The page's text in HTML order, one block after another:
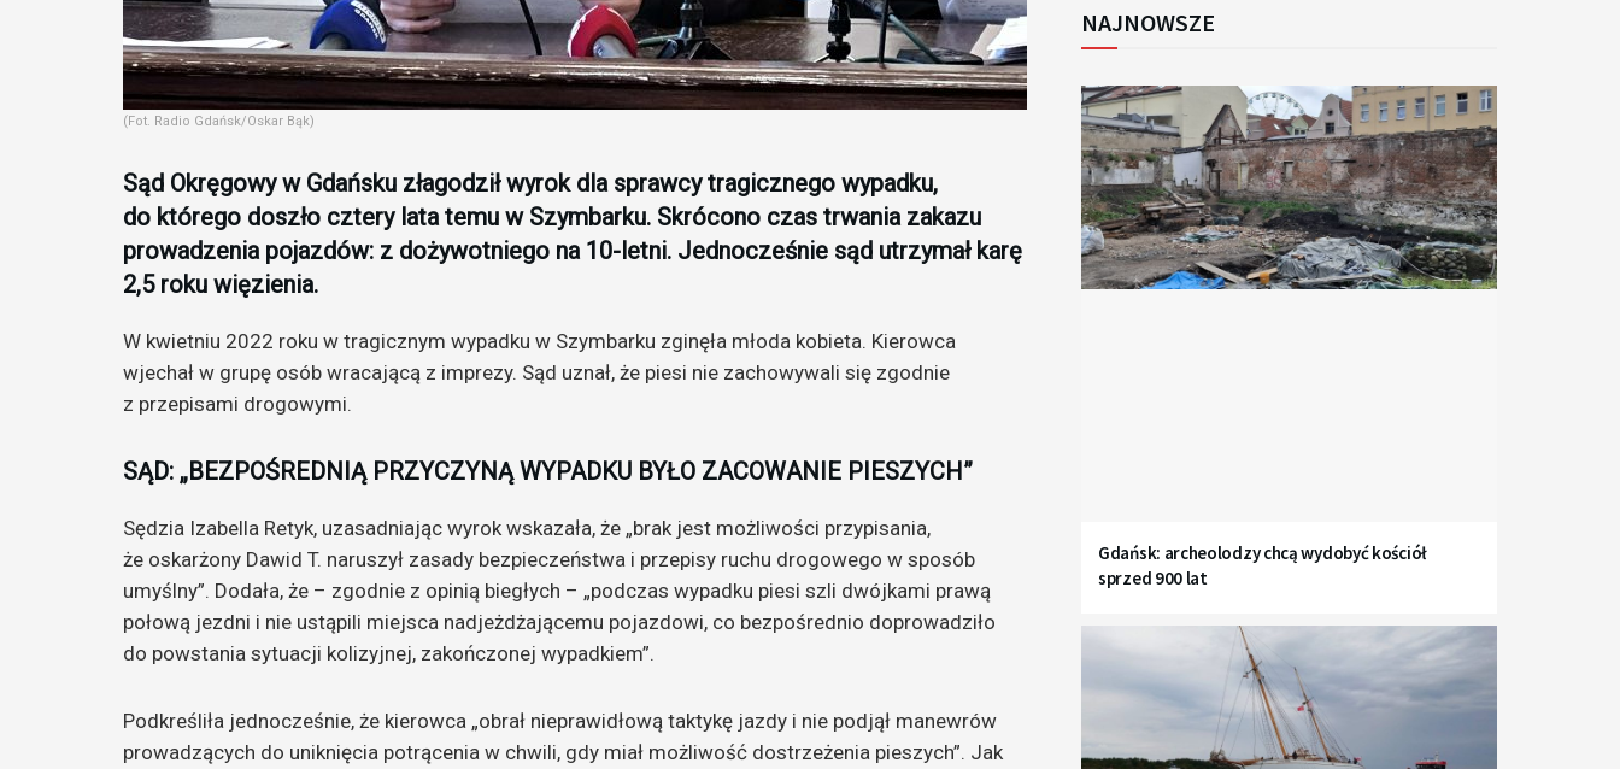
(Fot. Radio Gdańsk/Oskar Bąk)
Sąd Okręgowy w Gdańsku złagodził wyrok dla sprawcy tragicznego wypadku,
do którego doszło cztery lata temu w Szymbarku. Skrócono czas trwania zakazu
prowadzenia pojazdów: z dożywotniego na 10-letni. Jednocześnie sąd utrzymał karę
2,5 roku więzienia.
W kwietniu 2022 roku w tragicznym wypadku w Szymbarku zginęła młoda kobieta. Kierowca
wjechał w grupę osób wracającą z imprezy. Sąd uznał, że piesi nie zachowywali się zgodnie
z przepisami drogowymi.
SĄD: „BEZPOŚREDNIĄ PRZYCZYNĄ WYPADKU BYŁO ZACOWANIE PIESZYCH”
Sędzia Izabella Retyk, uzasadniając wyrok wskazała, że „brak jest możliwości przypisania,
że oskarżony Dawid T. naruszył zasady bezpieczeństwa i przepisy ruchu drogowego w sposób
umyślny”. Dodała, że – zgodnie z opinią biegłych – „podczas wypadku piesi szli dwójkami prawą
połową jezdni i nie ustąpili miejsca nadjeżdżającemu pojazdowi, co bezpośrednio doprowadziło
do powstania sytuacji kolizyjnej, zakończonej wypadkiem”.
Podkreśliła jednocześnie, że kierowca „obrał nieprawidłową taktykę jazdy i nie podjął manewrów
prowadzących do uniknięcia potrącenia w chwili, gdy miał możliwość dostrzeżenia pieszych”. Jak
NAJNOWSZE
Gdańsk: archeolodzy chcą wydobyć kościół
sprzed 900 lat